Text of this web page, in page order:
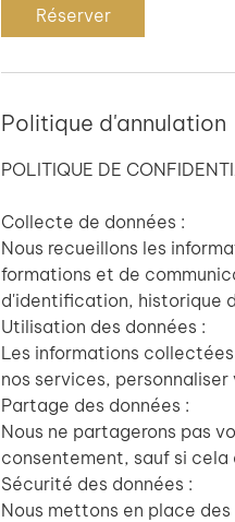
Réserver
Politique d'annulation
POLITIQUE DE
Collecte de données :
Nous recueillons les
formations et de
d'identification, historique
Utilisation des données :
Les informations
nos services,
Partage des données :
Nous ne partagerons pas
consentement, sauf si cela
Sécurité des données :
Nous mettons en place